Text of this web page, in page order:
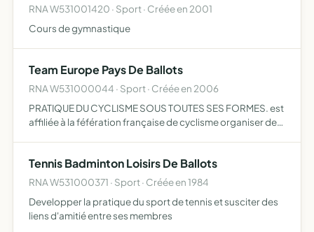
RNA W531001420 · Sport · Créée en 2001
Cours de gymnastique
Team Europe Pays De Ballots
RNA W531000044 · Sport · Créée en 2006
PRATIQUE DU CYCLISME SOUS TOUTES SES FORMES. est
affiliée à la féfération française de cyclisme organiser des
pou…
Tennis Badminton Loisirs De Ballots
RNA W531000371 · Sport · Créée en 1984
Developper la pratique du sport de tennis et susciter des
liens d'amitié entre ses membres